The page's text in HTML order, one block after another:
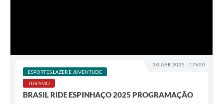
30 ABR 2025 - 17h00
ESPORTES,LAZER E JUVENTUDE
TURISMO
BRASIL RIDE ESPINHAÇO 2025 PROGRAMAÇÃO